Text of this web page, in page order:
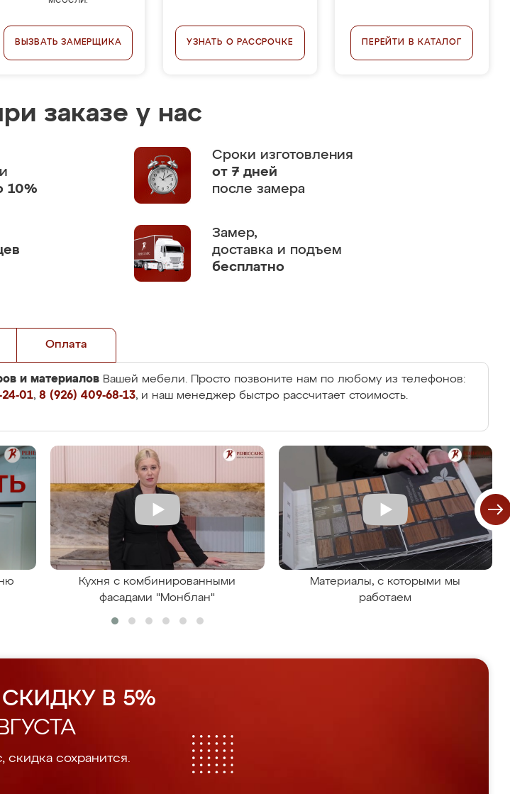
ВЫЗВАТЬ ЗАМЕРЩИКА УЗНАТЬ О РАССРОЧКЕ ПЕРЕЙТИ В КАТАЛОГ
заказе у нас
10%
Сроки изготовления
от 7 дней
после замера
Замер,
доставка и подъем
бесплатно
Оплата
и материалов Вашей мебели. Просто позвоните нам по любому из телефонов:
24-01, 8 (926) 409-68-13, и наш менеджер быстро рассчитает стоимость.
Кухня с комбинированными
фасадами "Монблан"
Материалы, с которыми мы
работаем
В 5%
скидка сохранится.